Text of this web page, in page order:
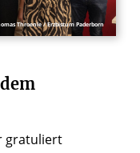
Throenle / Erzbistum Paderborn
dem
gratuliert